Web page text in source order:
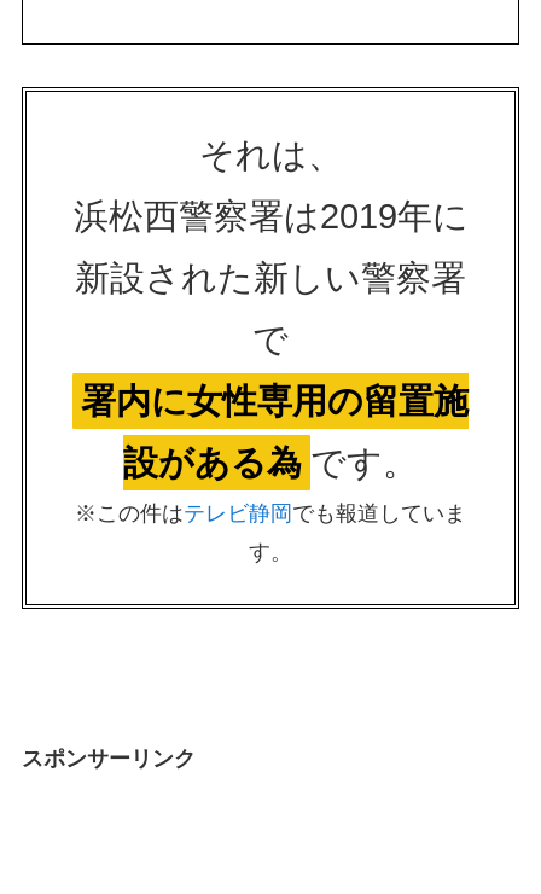
それは、
浜松西警察署は2019年に
新設された新しい警察署
で
署内に女性専用の留置施
設がある為 です。
※この件はテレビ静岡 でも報道していま
す。
スポンサーリンク